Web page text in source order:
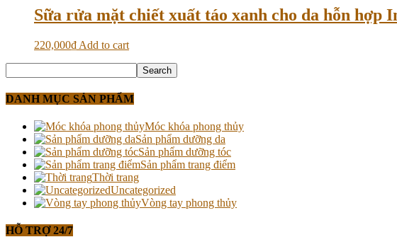
Sữa rửa mặt chiết xuất táo xanh cho da hỗn hợp
220,000₫ Add to cart
DANH MỤC SẢN PHẨM
Móc khóa phong thủy
Sản phẩm dưỡng da
Sản phẩm dưỡng tóc
Sản phẩm trang điểm
Thời trang
Uncategorized
Vòng tay phong thủy
HỖ TRỢ 24/7